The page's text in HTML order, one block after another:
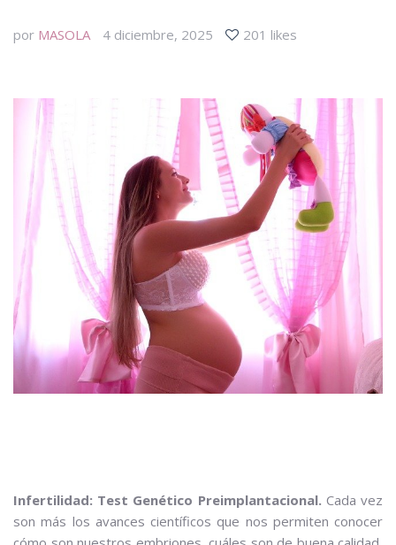
por MASOLA 4 diciembre, 2025 201 likes
Infertilidad: Test Genético Preimplantacional. Cada vez
son más los avances científicos que nos permiten conocer